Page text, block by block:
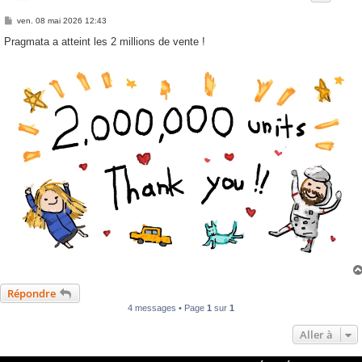
M
s
ven. 08 mai 2026 12:43
Pragmata a atteint les 2 millions de vente !
Répondre
4 messages • Page 1 sur 1
Aller à